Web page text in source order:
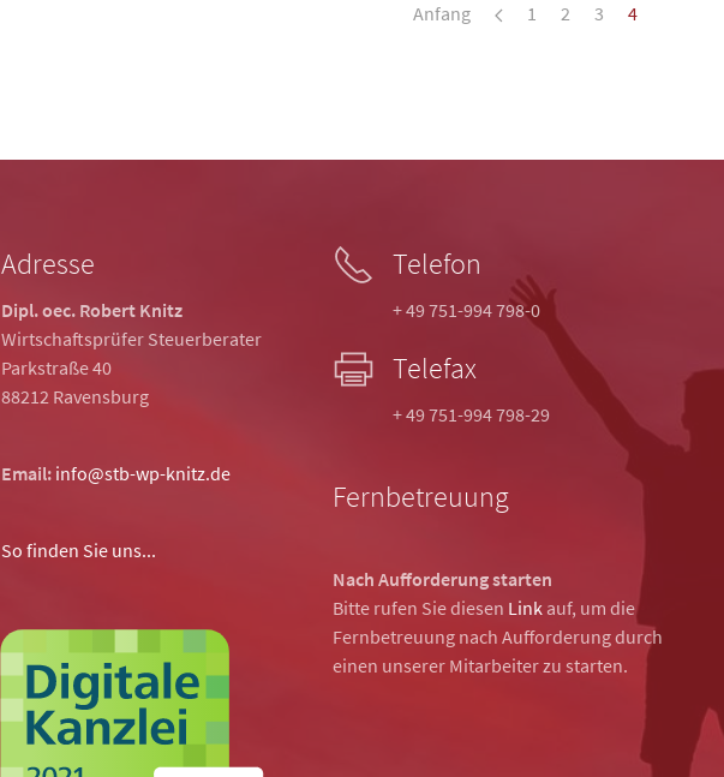
Anfang 1 2 3 4
Adresse
Dipl. oec. Robert Knitz
Wirtschaftsprüfer Steuerberater
Parkstraße 40
88212 Ravensburg
Email: info@stb-wp-knitz.de
So finden Sie uns...
Telefon
+ 49 751-994 798-0
Telefax
+ 49 751-994 798-29
Fernbetreuung
Nach Aufforderung starten
Bitte rufen Sie diesen Link auf, um die
Fernbetreuung nach Aufforderung durch
einen unserer Mitarbeiter zu starten.